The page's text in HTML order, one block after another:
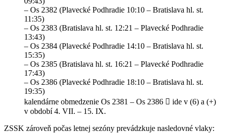
– Os 2382 (Plavecké Podhradie 10:10 – Bratislava hl. st.
11:35)
– Os 2383 (Bratislava hl. st. 12:21 – Plavecké Podhradie
13:43)
– Os 2384 (Plavecké Podhradie 14:10 – Bratislava hl. st.
15:35)
– Os 2385 (Bratislava hl. st. 16:21 – Plavecké Podhradie
17:43)
– Os 2386 (Plavecké Podhradie 18:10 – Bratislava hl. st.
19:35)
kalendárne obmedzenie Os 2381 – Os 2386  ide v (6) a (+)
v období 4. VII. – 15. IX.
ZSSK zároveň počas letnej sezóny prevádzkuje nasledovné vlaky: